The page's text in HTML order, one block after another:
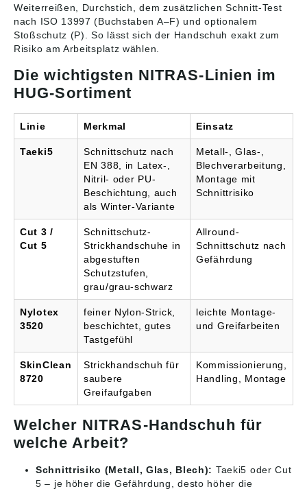
Weiterreißen, Durchstich, dem zusätzlichen Schnitt-Test
nach ISO 13997 (Buchstaben A–F) und optionalem
Stoßschutz (P). So lässt sich der Handschuh exakt zum
Risiko am Arbeitsplatz wählen.
Die wichtigsten NITRAS-Linien im
HUG-Sortiment
Linie Merkmal Einsatz
Taeki5
Schnittschutz nach
EN 388, in Latex-,
Nitril- oder PU-
Beschichtung, auch
als Winter-Variante
Metall-, Glas-,
Blechverarbeitung,
Montage mit
Schnittrisiko
Cut 3 /
Cut 5
Schnittschutz-
Strickhandschuhe in
abgestuften
Schutzstufen,
grau/grau-schwarz
Allround-
Schnittschutz nach
Gefährdung
Nylotex
3520
feiner Nylon-Strick,
beschichtet, gutes
Tastgefühl
leichte Montage-
und Greifarbeiten
SkinClean
8720
Strickhandschuh für
saubere
Greifaufgaben
Kommissionierung,
Handling, Montage
Welcher NITRAS-Handschuh für
welche Arbeit?
Schnittrisiko (Metall, Glas, Blech): Taeki5 oder Cut
5 – je höher die Gefährdung, desto höher die